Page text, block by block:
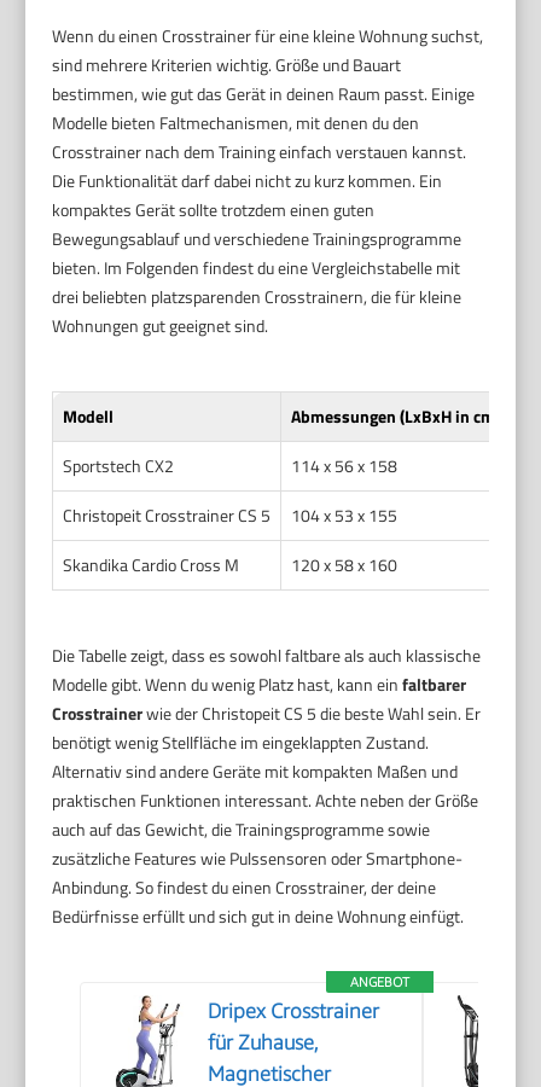
Wenn du einen Crosstrainer für eine kleine Wohnung suchst,
sind mehrere Kriterien wichtig. Größe und Bauart
bestimmen, wie gut das Gerät in deinen Raum passt. Einige
Modelle bieten Faltmechanismen, mit denen du den
Crosstrainer nach dem Training einfach verstauen kannst.
Die Funktionalität darf dabei nicht zu kurz kommen. Ein
kompaktes Gerät sollte trotzdem einen guten
Bewegungsablauf und verschiedene Trainingsprogramme
bieten. Im Folgenden findest du eine Vergleichstabelle mit
drei beliebten platzsparenden Crosstrainern, die für kleine
Wohnungen gut geeignet sind.
Modell Abmessungen (LxBxH in cm)
Sportstech CX2
114 x 56 x 158
Christopeit Crosstrainer CS 5
104 x 53 x 155
Skandika Cardio Cross M
120 x 58 x 160
Die Tabelle zeigt, dass es sowohl faltbare als auch klassische
Modelle gibt. Wenn du wenig Platz hast, kann einfaltbarer
Crosstrainerwie der Christopeit CS 5 die beste Wahl sein. Er
benötigt wenig Stellfläche im eingeklappten Zustand.
Alternativ sind andere Geräte mit kompakten Maßen und
praktischen Funktionen interessant. Achte neben der Größe
auch auf das Gewicht, die Trainingsprogramme sowie
zusätzliche Features wie Pulssensoren oder Smartphone-
Anbindung. So findest du einen Crosstrainer, der deine
Bedürfnisse erfüllt und sich gut in deine Wohnung einfügt.
ANGEBOT
Dripex Crosstrainer
für Zuhause,
Magnetischer